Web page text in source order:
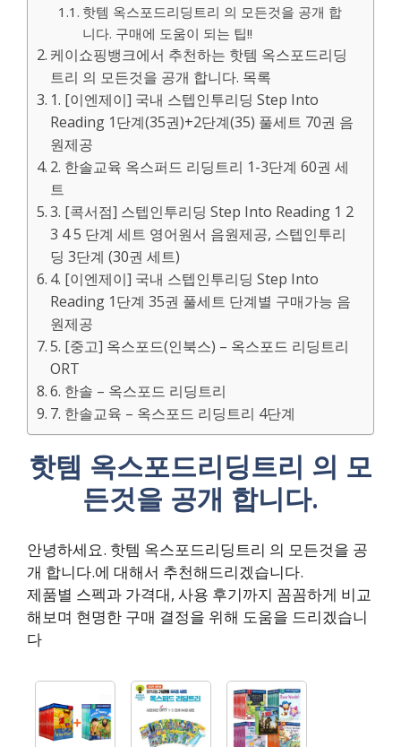
핫템 옥스포드리딩트리 의 모든것을 공개 합
니다. 구매에 도움이 되는 팁!!
케이쇼핑뱅크에서 추천하는 핫템 옥스포드리딩
트리 의 모든것을 공개 합니다. 목록
1. [이엔제이] 국내 스텝인투리딩 Step Into
Reading 1단계(35권)+2단계(35) 풀세트 70권 음
원제공
2. 한솔교육 옥스퍼드 리딩트리 1-3단계 60권 세
트
3. [콕서점] 스텝인투리딩 Step Into Reading 1 2
3 4 5 단계 세트 영어원서 음원제공, 스텝인투리
딩 3단계 (30권 세트)
4. [이엔제이] 국내 스텝인투리딩 Step Into
Reading 1단계 35권 풀세트 단계별 구매가능 음
원제공
5. [중고] 옥스포드(인북스) – 옥스포드 리딩트리
ORT
6. 한솔 – 옥스포드 리딩트리
7. 한솔교육 – 옥스포드 리딩트리 4단계
핫템 옥스포드리딩트리 의 모
든것을 공개 합니다.
안녕하세요. 핫템 옥스포드리딩트리 의 모든것을 공
개 합니다.에 대해서 추천해드리겠습니다.
제품별 스펙과 가격대, 사용 후기까지 꼼꼼하게 비교
해보며 현명한 구매 결정을 위해 도움을 드리겠습니
다